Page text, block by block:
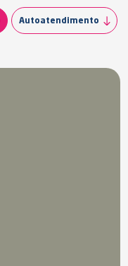
Autoatendimento